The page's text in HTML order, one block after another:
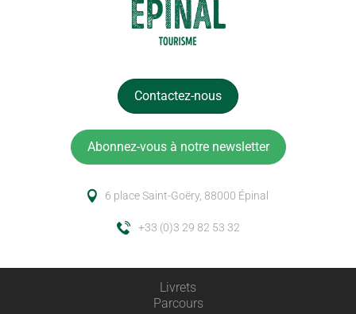
Contactez-nous
Abonnez-vous à notre newsletter
6 place Saint-Goëry, 88000 Épinal
+33 (0)3 29 82 53 32
Livrets
Parcours